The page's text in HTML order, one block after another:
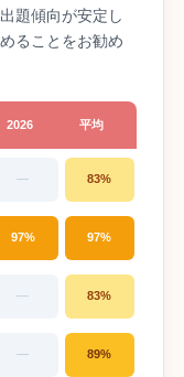
題傾向が安定し
ることをお勧め
2026 平均
— 83%
97% 97%
— 83%
— 89%